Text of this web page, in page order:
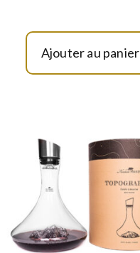
Ajouter au panier